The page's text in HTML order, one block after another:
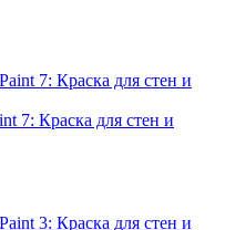
7: Краска для стен и